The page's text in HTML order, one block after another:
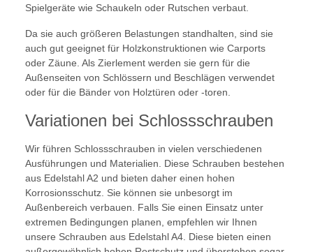
Spielgeräte wie Schaukeln oder Rutschen verbaut.
Da sie auch größeren Belastungen standhalten, sind sie
auch gut geeignet für Holzkonstruktionen wie Carports
oder Zäune. Als Zierlement werden sie gern für die
Außenseiten von Schlössern und Beschlägen verwendet
oder für die Bänder von Holztüren oder -toren.
Variationen bei Schlossschrauben
Wir führen Schlossschrauben in vielen verschiedenen
Ausführungen und Materialien. Diese Schrauben bestehen
aus Edelstahl A2 und bieten daher einen hohen
Korrosionsschutz. Sie können sie unbesorgt im
Außenbereich verbauen. Falls Sie einen Einsatz unter
extremen Bedingungen planen, empfehlen wir Ihnen
unsere Schrauben aus Edelstahl A4. Diese bieten einen